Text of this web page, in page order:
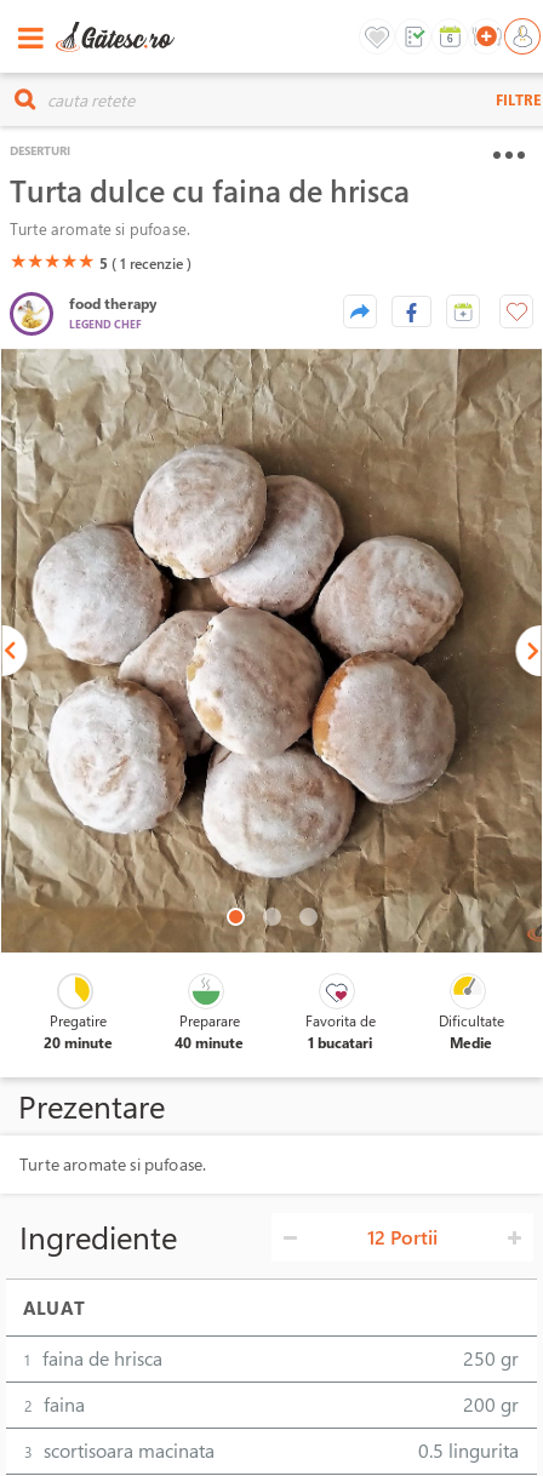
FILTRE
DESERTURI
Turta dulce cu faina de hrisca
Turte aromate si pufoase.
(*)
★(*)
★(*)
★(*)
★(*)
★ 5 ( 1 recenzie )
food therapy
LEGEND CHEF
Pregatire
20 minute
Preparare
40 minute
Favorita de
1 bucatari
Dificultate
Medie
Prezentare
Turte aromate si pufoase.
Ingrediente 12 Portii
ALUAT
1 faina de hrisca 250 gr
2 faina 200 gr
3 scortisoara macinata 0.5 lingurita